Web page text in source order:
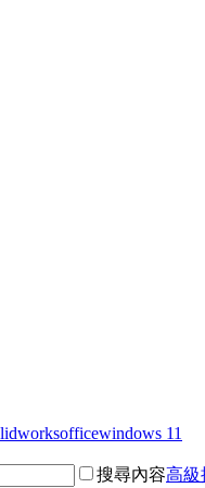
officewindows 11
搜尋內容高級